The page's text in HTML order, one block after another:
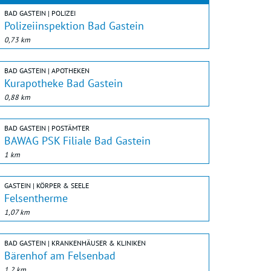
BAD GASTEIN | POLIZEI
Polizeiinspektion Bad Gastein
0,73 km
BAD GASTEIN | APOTHEKEN
Kurapotheke Bad Gastein
0,88 km
BAD GASTEIN | POSTÄMTER
BAWAG PSK Filiale Bad Gastein
1 km
GASTEIN | KÖRPER & SEELE
Felsentherme
1,07 km
BAD GASTEIN | KRANKENHÄUSER & KLINIKEN
Bärenhof am Felsenbad